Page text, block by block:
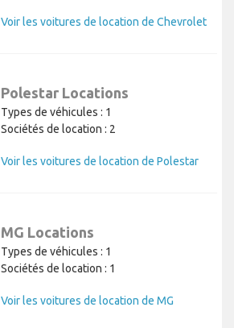
Voir les voitures de location de Chevrolet
Polestar Locations
Types de véhicules : 1
Sociétés de location : 2
Voir les voitures de location de Polestar
MG Locations
Types de véhicules : 1
Sociétés de location : 1
Voir les voitures de location de MG